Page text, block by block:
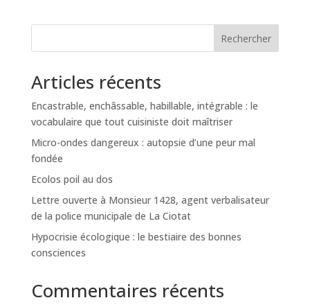
Rechercher
Articles récents
Encastrable, enchâssable, habillable, intégrable : le
vocabulaire que tout cuisiniste doit maîtriser
Micro-ondes dangereux : autopsie d’une peur mal
fondée
Ecolos poil au dos
Lettre ouverte à Monsieur 1428, agent verbalisateur
de la police municipale de La Ciotat
Hypocrisie écologique : le bestiaire des bonnes
consciences
Commentaires récents